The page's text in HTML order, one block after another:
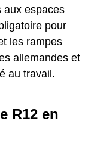
aux espaces
pour
les rampes
allemandes et
au travail.
R12 en